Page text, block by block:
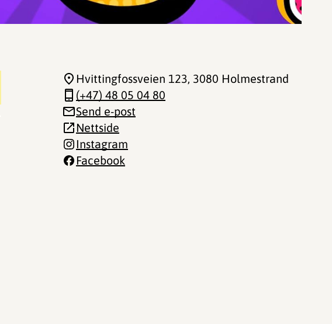
Hvittingfossveien 123, 3080 Holmestrand
(+47) 48 05 04 80
Send e-post
Nettside
Instagram
Facebook